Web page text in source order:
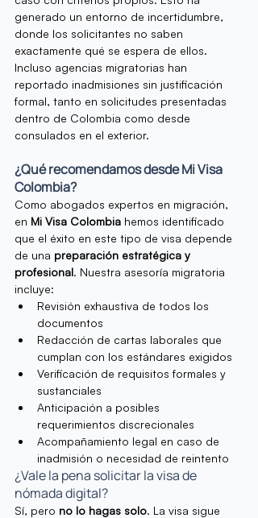
generado un entorno de incertidumbre,
donde los solicitantes no saben
exactamente qué se espera de ellos.
Incluso agencias migratorias han
reportado inadmisiones sin justificación
formal, tanto en solicitudes presentadas
dentro de Colombia como desde
consulados en el exterior.
¿Qué recomendamos desde Mi Visa
Colombia?
Como abogados expertos en migración,
en Mi Visa Colombia hemos identificado
que el éxito en este tipo de visa depende
de una preparación estratégica y
profesional. Nuestra asesoría migratoria
incluye:
Revisión exhaustiva de todos los
documentos
Redacción de cartas laborales que
cumplan con los estándares exigidos
Verificación de requisitos formales y
sustanciales
Anticipación a posibles
requerimientos discrecionales
Acompañamiento legal en caso de
inadmisión o necesidad de reintento
¿Vale la pena solicitar la visa de
nómada digital?
Sí, pero no lo hagas solo. La visa sigue